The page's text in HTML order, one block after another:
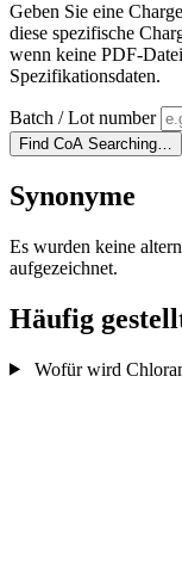
Geben Sie eine
diese spezifische
wenn keine PDF-
Spezifikationsdaten.
Batch / Lot number
Find CoA Searching…
Synonyme
Es wurden keine
aufgezeichnet.
Häufig
Wofür wird